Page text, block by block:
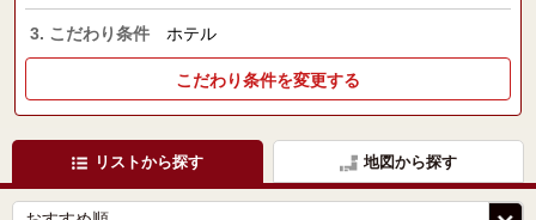
3. こだわり条件 ホテル
こだわり条件を変更する
リストから探す 地図から探す